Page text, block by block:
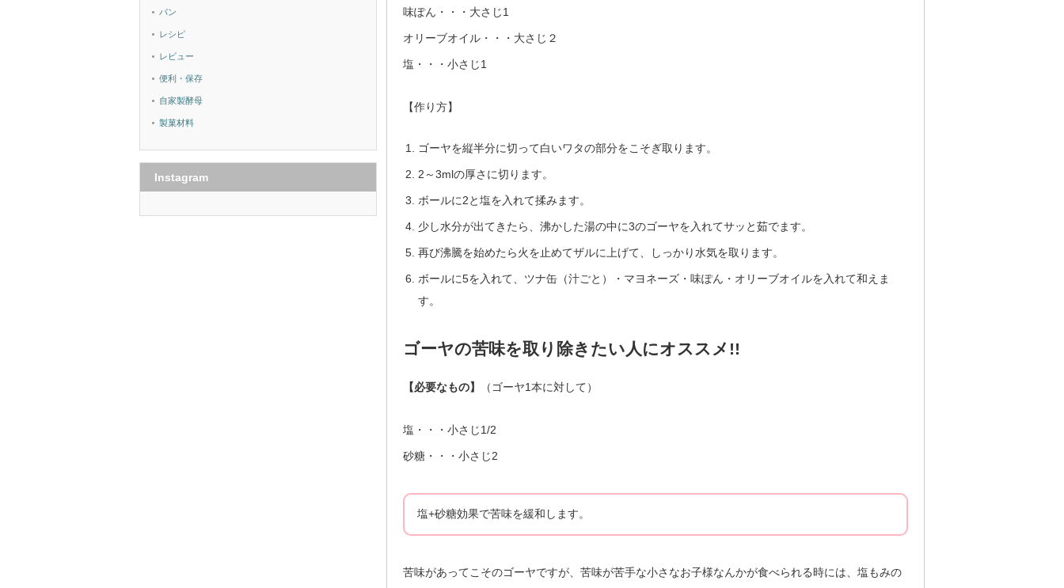
味ぽん・・・大さじ1
オリーブオイル・・・大さじ２
塩・・・小さじ1
【作り方】
ゴーヤを縦半分に切って白いワタの部分をこそぎ取ります。
2～3mlの厚さに切ります。
ボールに2と塩を入れて揉みます。
少し水分が出てきたら、沸かした湯の中に3のゴーヤを入れてサッと茹でます。
再び沸騰を始めたら火を止めてザルに上げて、しっかり水気を取ります。
ボールに5を入れて、ツナ缶（汁ごと）・マヨネーズ・味ぽん・オリーブオイルを入れて和えま
す。
ゴーヤの苦味を取り除きたい人にオススメ!!
【必要なもの】 （ゴーヤ1本に対して）
塩・・・小さじ1/2
砂糖・・・小さじ2
塩+砂糖効果で苦味を緩和します。
苦味があってこそのゴーヤですが、苦味が苦手な小さなお子様なんかが食べられる時には、塩もみの
パン
レシピ
レビュー
便利・保存
自家製酵母
製菓材料
Instagram